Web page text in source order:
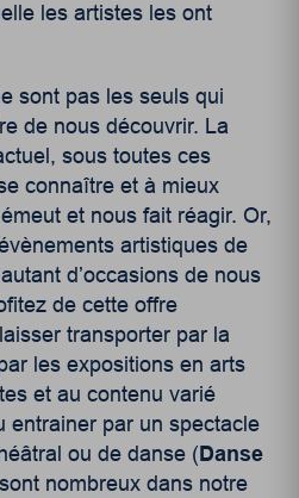
les artistes les ont
sont pas les seuls qui
de nous découvrir. La
sous toutes ces
connaître et à mieux
et nous fait réagir. Or,
artistiques de
d’occasions de nous
de cette offre
transporter par la
les expositions en arts
et au contenu varié
entrainer par un spectacle
ou de danse ( Danse
nombreux dans notre